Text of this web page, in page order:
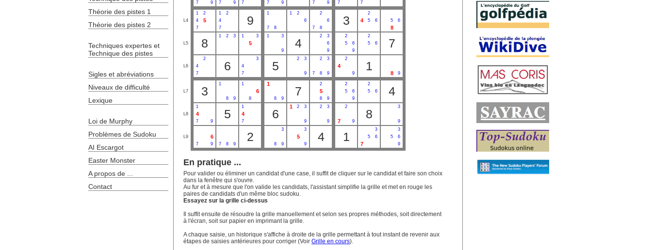
7
9
7
9
7
7 9
7
9
7
7
L4
1
2
4
5
7
1
2
4
7
9
1
7 8
1
2
6
2
6
7
8
3
2
4 5 6 5 6
8
L5 8
1 2 3 1 3
5
1 3
9
4
2
3
6
9
2
5
6
9
2
5
6 7
L6
2
4
7
6
3
4
7
5
2 3
9
2 3
7 8 9
2
4
9
1
8 9
L7 3
1
8 9
1
6
8
1
8 9
7
2
5
8 9
2
5
6
9
2
5
6 4
L8
1
4
7 9
5
1
4
7
6
1 2 3
9
2 3
9
2
7 9
8
3
9
L9 6
7 9 7 8 9
2
3
8 9
3
5
9
4 1
3
5
6
7
3
5
6
9
En pratique ...
Pour valider ou éliminer un candidat d'une case, il suffit de cliquer sur le candidat et faire son choix
dans la fenêtre qui s'ouvre.
Au fur et à mesure que l'on valide les candidats, l'assistant simplifie la grille et met en rouge les
paires de candidats d'un même bloc sudoku.
Essayez sur la grille ci-dessus
Il suffit ensuite de résoudre la grille manuellement et selon ses propres méthodes, soit directement
à l'écran, soit sur papier en imprimant la grille.
A chaque saisie, un historique s'affiche à droite de la grille permettant à tout instant de revenir aux
étapes de saisies antérieures pour corriger (Voir Grille en cours).
Théorie des pistes 1
Théorie des pistes 2
Techniques expertes et
Technique des pistes
Sigles et abréviations
Niveaux de difficulté
Lexique
Loi de Murphy
Problèmes de Sudoku
AI Escargot
Easter Monster
A propos de ...
Contact